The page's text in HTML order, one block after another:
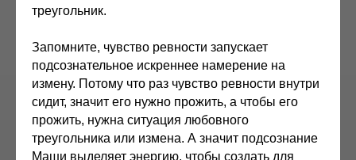
треугольник.
Запомните, чувство ревности запускает
подсознательное искреннее намерение на
измену. Потому что раз чувство ревности внутри
сидит, значит его нужно прожить, а чтобы его
прожить, нужна ситуация любовного
треугольника или измена. А значит подсознание
Маши выделяет энергию, чтобы создать для